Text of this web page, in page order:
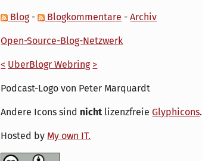
Blog- Blogkommentare -Archiv
Open-Source-Blog-Netzwerk
< UberBlogr Webring >
Podcast-Logo von Peter Marquardt
Andere Icons sind nicht lizenzfreieGlyphicons.
Hosted by My own IT.